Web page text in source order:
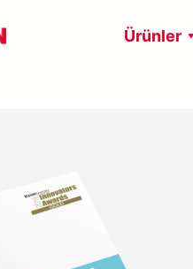
Ürünler